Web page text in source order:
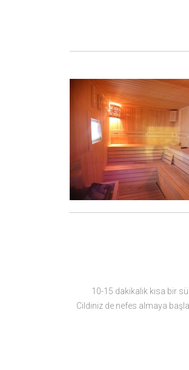
10-15 dakikalık kısa bir
Cildiniz de nefes almaya